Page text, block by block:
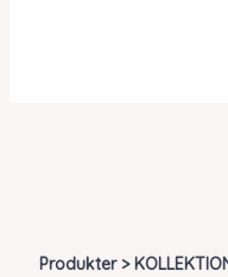
Produkter >